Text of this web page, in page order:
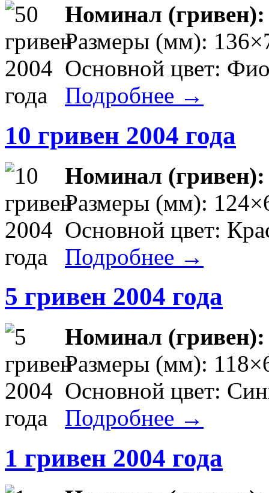
Номинал
Размеры (мм):
Основной цвет:
Подробнее →
10 гривен 2004 года
Номинал
Размеры (мм):
Основной цвет:
Подробнее →
5 гривен 2004 года
Номинал
Размеры (мм):
Основной цвет:
Подробнее →
1 гривен 2004 года